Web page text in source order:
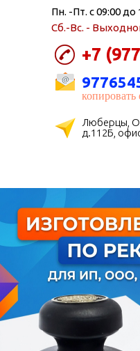
копировать
+7
Люберцы,
д.112Б,
Пн. -Пт. с 09:00 до
Сб.-Вс. -